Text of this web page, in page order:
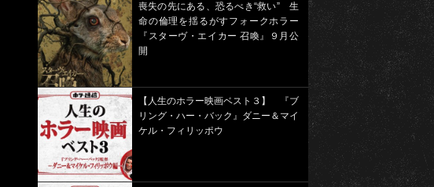
喪失の先にある、恐るべき“救い” 生
命の倫理を揺るがすフォークホラー
『スターヴ・エイカー 召喚』９月公
開
【人生のホラー映画ベスト３】 『ブ
リング・ハー・バック』ダニー＆マイ
ケル・フィリッポウ